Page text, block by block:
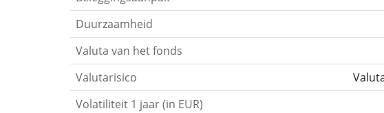
Duurzaamheid
Valuta van het fonds
Valutarisico
Volatiliteit 1 jaar (in EUR)